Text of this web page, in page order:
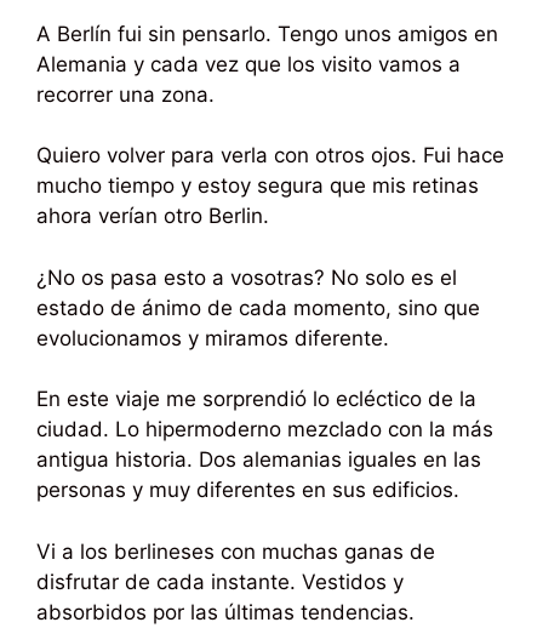
A Berlín fui sin pensarlo. Tengo unos amigos en
Alemania y cada vez que los visito vamos a
recorrer una zona.
Quiero volver para verla con otros ojos. Fui hace
mucho tiempo y estoy segura que mis retinas
ahora verían otro Berlin.
¿No os pasa esto a vosotras? No solo es el
estado de ánimo de cada momento, sino que
evolucionamos y miramos diferente.
En este viaje me sorprendió lo ecléctico de la
ciudad. Lo hipermoderno mezclado con la más
antigua historia. Dos alemanias iguales en las
personas y muy diferentes en sus edificios.
Vi a los berlineses con muchas ganas de
disfrutar de cada instante. Vestidos y
absorbidos por las últimas tendencias.